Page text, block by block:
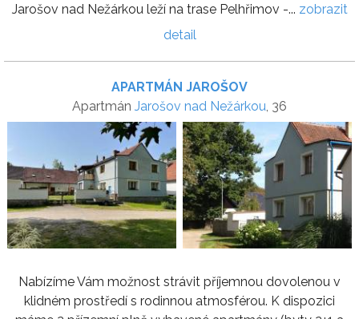
Jarošov nad Nežárkou leží na trase Pelhřimov -... zobrazit
detail
APARTMÁN JAROŠOV
Apartmán Jarošov nad Nežárkou, 36
Nabízíme Vám možnost strávit příjemnou dovolenou v
klidném prostředí s rodinnou atmosférou. K dispozici